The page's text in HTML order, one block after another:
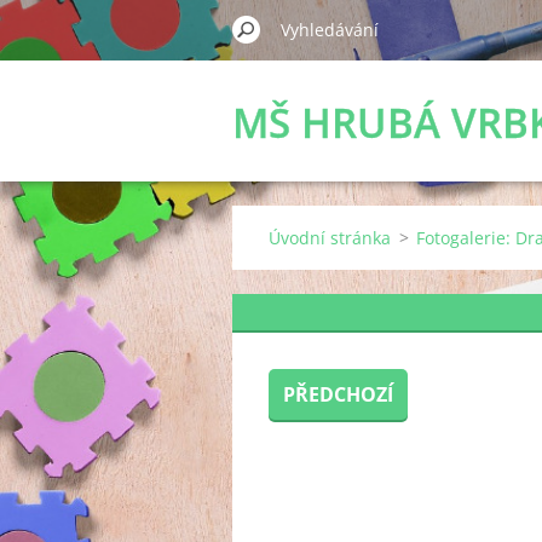
MŠ HRUBÁ
Úvodní stránka > Fotogalerie:
PŘEDCHOZÍ